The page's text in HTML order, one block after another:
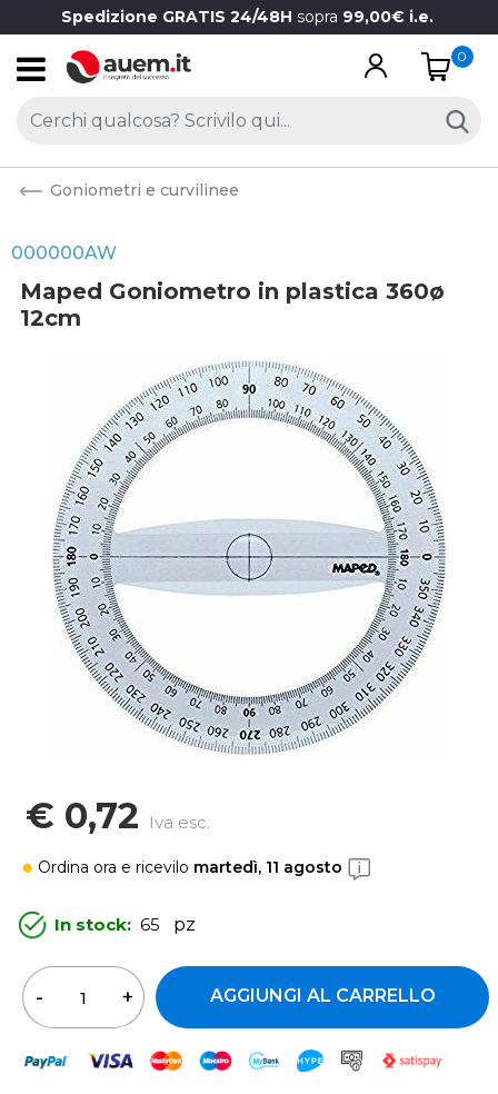
Spedizione GRATIS 24/48H sopra 99,00€ i.e.
Open
0
Goniometri e curvilinee
000000AW
Maped Goniometro in plastica 360ø
12cm
€ 0,72 Iva esc.
Ordina ora e ricevilo martedì, 11 agosto
In stock: 65 pz
AGGIUNGI AL CARRELLO